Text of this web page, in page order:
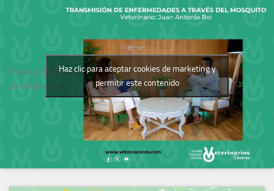
Podcast del Colegio
de Veterinarios
Haz clic para aceptar cookies de marketing y
permitir este contenido